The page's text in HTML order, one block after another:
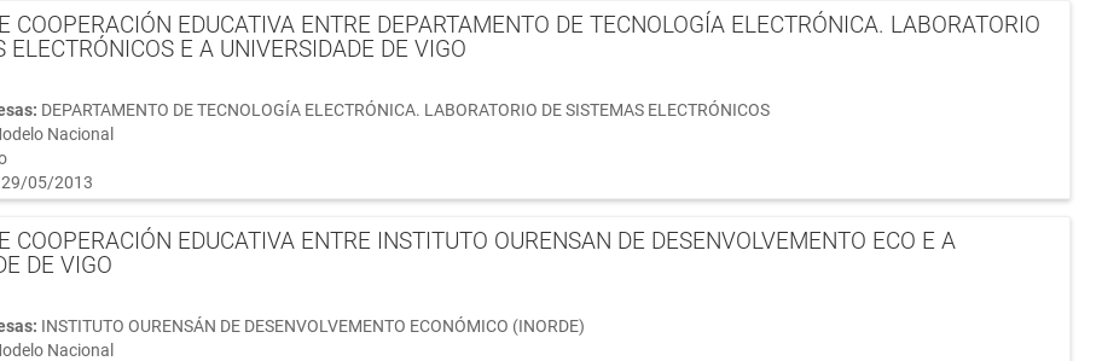
COOPERACIÓN EDUCATIVA ENTRE DEPARTAMENTO DE TECNOLOGÍA ELECTRÓNICA. LABORATORIO
ELECTRÓNICOS E A UNIVERSIDADE DE VIGO
DEPARTAMENTO DE TECNOLOGÍA ELECTRÓNICA. LABORATORIO DE SISTEMAS ELECTRÓNICOS
Nacional
29/05/2013
COOPERACIÓN EDUCATIVA ENTRE INSTITUTO OURENSAN DE DESENVOLVEMENTO ECO E A
DE VIGO
INSTITUTO OURENSÁN DE DESENVOLVEMENTO ECONÓMICO (INORDE)
Nacional